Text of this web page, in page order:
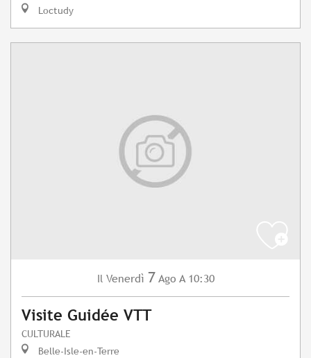
Loctudy
Il Venerdì 7 Ago A 10:30
Visite Guidée VTT
CULTURALE
Belle-Isle-en-Terre